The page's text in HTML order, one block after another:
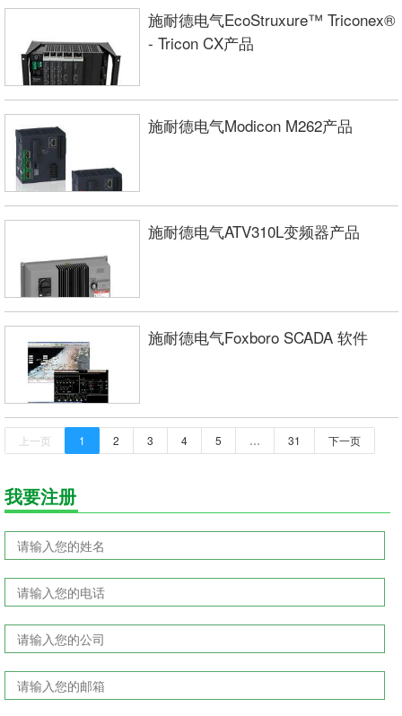
施耐德电气EcoStruxure™ Triconex®
- Tricon CX产品
施耐德电气Modicon M262产品
施耐德电气ATV310L变频器产品
施耐德电气Foxboro SCADA 软件
上一页 1 2 3 4 5 … 31 下一页
我要注册